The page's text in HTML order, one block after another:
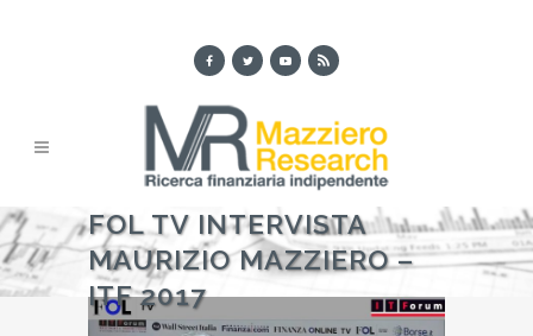
FOL TV INTERVISTA
MAURIZIO MAZZIERO –
ITF 2017